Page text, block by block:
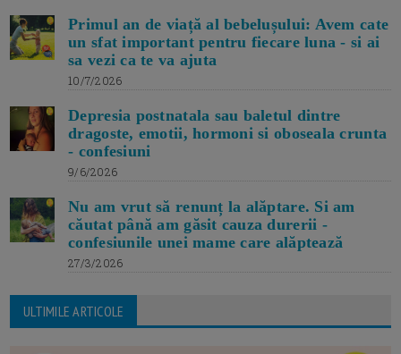
Primul an de viață al bebelușului: Avem cate
un sfat important pentru fiecare luna - si ai
sa vezi ca te va ajuta
10/7/2026
Depresia postnatala sau baletul dintre
dragoste, emotii, hormoni si oboseala crunta
- confesiuni
9/6/2026
Nu am vrut să renunț la alăptare. Si am
căutat până am găsit cauza durerii -
confesiunile unei mame care alăptează
27/3/2026
ULTIMILE ARTICOLE